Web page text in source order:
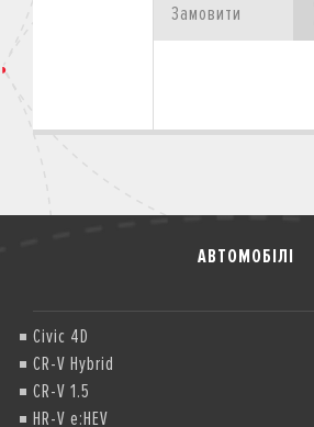
Замовити
АВТОМОБІЛІ
Civic 4D
CR-V Hybrid
CR-V 1.5
HR-V e:HEV